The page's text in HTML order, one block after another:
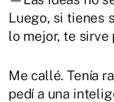
Luego, si tienes
lo mejor, te sirve
Me callé. Tenía
pedí a una